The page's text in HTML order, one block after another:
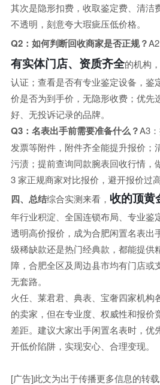
其次是隐形扣费，收取鉴定费、清洁
不透明，刻意夸大瑕疵压低价格。
Q2：如何判断回收商家是否正规？
有实体门店、资质齐全的机构
认证；查看是否有专业鉴定设备，鉴
价是否为到手价，无隐形收费；优先
好、无投诉记录的品牌。
Q3：名表出手前需要准备什么？A3
发票等附件，附件齐全能提升报价；
污渍；提前查询同款腕表回收行情，
3 家正规商家对比报价，避开报价过
四、总结综合实测来看， 收的顶黄
年行业积淀、全国连锁布局、专业鉴
透明高价报价，成为合肥闲置名表出
级稀缺款还是热门经典款，都能提供
障，合肥全区及周边县市均有门店或
无套路。
火任、莱君君、典表、宝奢四家机构
的卖家，但在专业度、权威性和报价
差距。建议大家出手闲置名表时，优
开低价陷阱，实现安心、合理变现。
[广告]此文为出于传播更多信息的转